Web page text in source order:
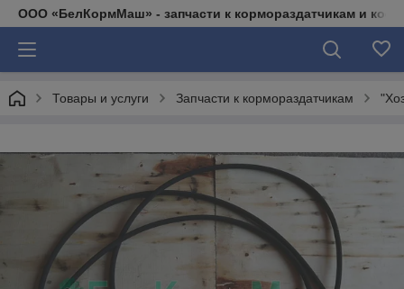
ООО «БелКормМаш» - запчасти к кормораздатчикам и
Товары и услуги Запчасти к кормораздатчикам